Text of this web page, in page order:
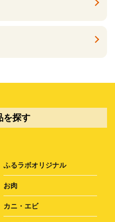
を探す
ふるラボオリジナル
お肉
カニ・エビ